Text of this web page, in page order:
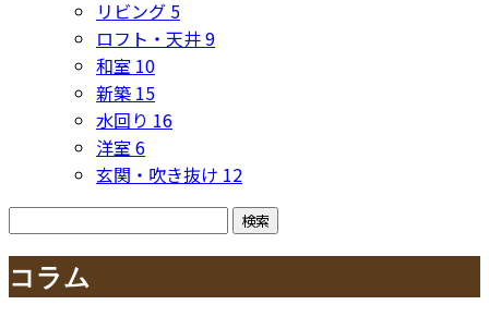
リビング 5
ロフト・天井9
和室 10
新築 15
水回り 16
洋室 6
玄関・吹き抜け 12
コラム